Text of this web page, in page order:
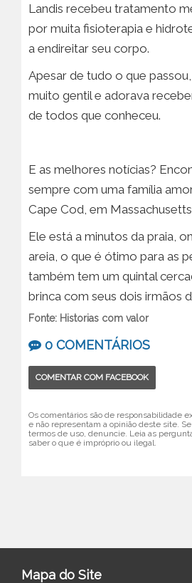
Landis recebeu tratamento
por muita fisioterapia e
a endireitar seu corpo.
Apesar de tudo o que
muito gentil e adorava
de todos que conheceu.
E as melhores notícias?
sempre com uma família
Cape Cod, em
Ele está a minutos da praia,
areia, o que é ótimo para as
também tem um quintal
brinca com seus dois irmãos
Fonte: Historias com valor
0 COMENTÁRIOS
COMENTAR COM FACEBOOK
Os comentários são de responsabilidade
e não representam a opinião deste site.
termos de uso, denuncie. Leia as
saber o que é impróprio ou ilegal.
Mapa do Site